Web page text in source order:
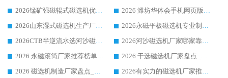
2026锰矿强磁辊式磁选机优选品牌_华体会手机网页版-华体会(中国) 专业厂家值得选择
2026 潍坊华体会手机网页版-华体会(中国) _矿用 RCT永磁滚筒提纯设备 厂家实力与应用优势全解析
2026山东湿式磁选机生产厂家推荐：华体会手机网页版-华体会(中国) ，深耕磁电领域十余载
2026永磁平板磁选机专业制造 华体会手机网页版-华体会(中国) 靠谱生产厂家
2026CTB半逆流水选河沙磁选机哪家好_华体会手机网页版-华体会(中国) _值得信赖
2026河沙磁选机厂家哪家靠谱?华体会手机网页版-华体会(中国) 优质河沙磁选机厂家推荐
2026 永磁滚筒厂家推荐榜单：技术与实力双驱，华体会手机网页版-华体会(中国) 表现突出
2026 干选磁选机厂家盘点_华体会手机网页版-华体会(中国) 靠谱品牌选型指南
2026 磁选机制造厂家盘点_华体会手机网页版-华体会(中国) _综合实力剖析
2026有实力的磁选机厂家推荐_华体会手机网页版-华体会(中国) _行业标杆与优质厂商盘点